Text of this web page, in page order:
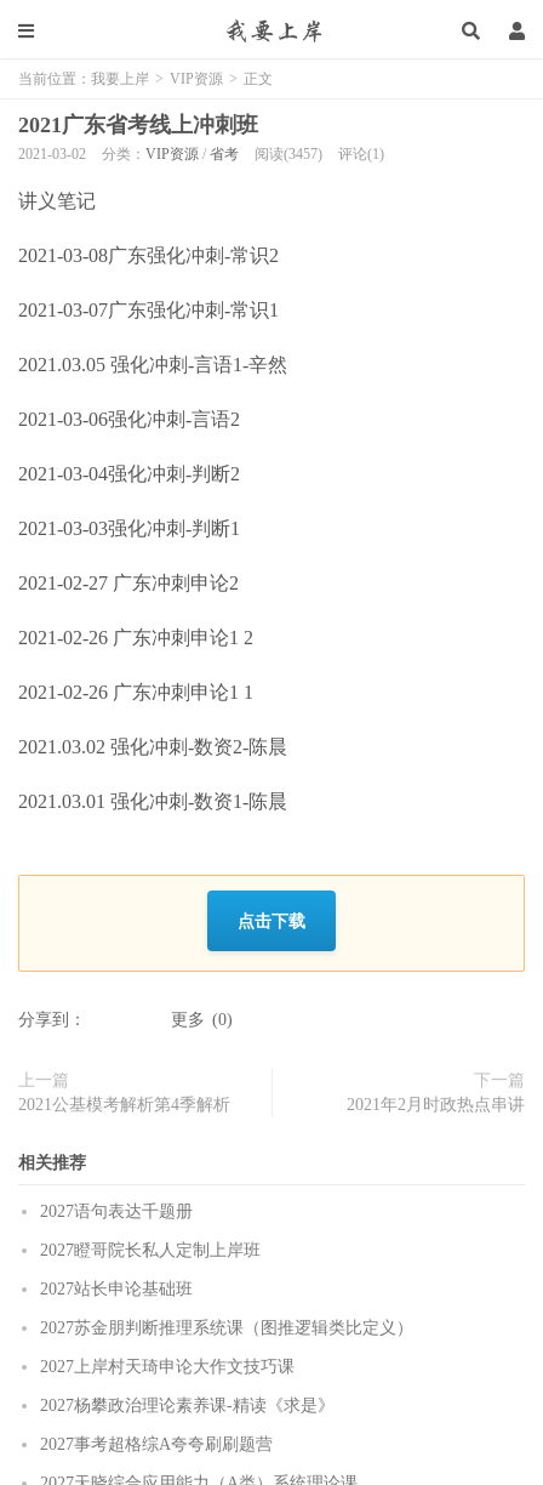
当前位置： 我要上岸 > VIP资源 > 正文
2021广东省考线上冲刺班
2021-03-02 分类： VIP资源 / 省考 阅读(3457) 评论(1)
讲义笔记
2021-03-08广东强化冲刺-常识2
2021-03-07广东强化冲刺-常识1
2021.03.05 强化冲刺-言语1-辛然
2021-03-06强化冲刺-言语2
2021-03-04强化冲刺-判断2
2021-03-03强化冲刺-判断1
2021-02-27 广东冲刺申论2
2021-02-26 广东冲刺申论1 2
2021-02-26 广东冲刺申论1 1
2021.03.02 强化冲刺-数资2-陈晨
2021.03.01 强化冲刺-数资1-陈晨
点击下载
分享到： 更多 (0)
上一篇
2021公基模考解析第4季解析
下一篇
2021年2月时政热点串讲
相关推荐
2027语句表达千题册
2027瞪哥院长私人定制上岸班
2027站长申论基础班
2027苏金朋判断推理系统课（图推逻辑类比定义）
2027上岸村天琦申论大作文技巧课
2027杨攀政治理论素养课-精读《求是》
2027事考超格综A夸夸刷刷题营